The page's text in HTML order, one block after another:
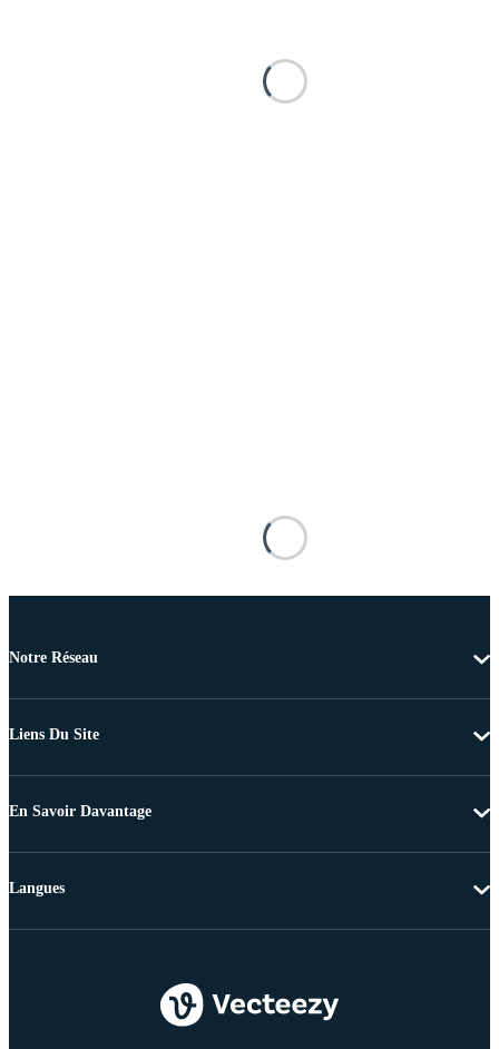
Notre Réseau
Liens Du Site
En Savoir Davantage
Langues